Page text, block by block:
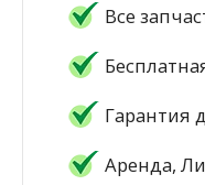
Все
Гарантия
Аренда,